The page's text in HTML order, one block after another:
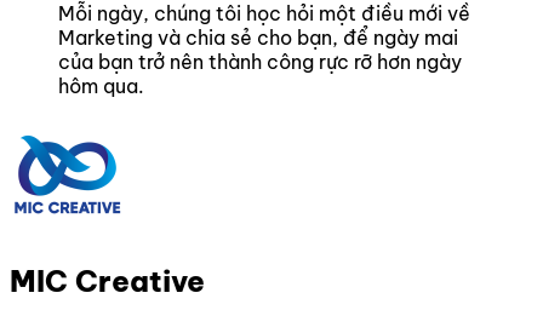
Mỗi ngày, chúng tôi học hỏi một điều mới về
Marketing và chia sẻ cho bạn, để ngày mai
của bạn trở nên thành công rực rỡ hơn ngày
hôm qua.
MIC Creative